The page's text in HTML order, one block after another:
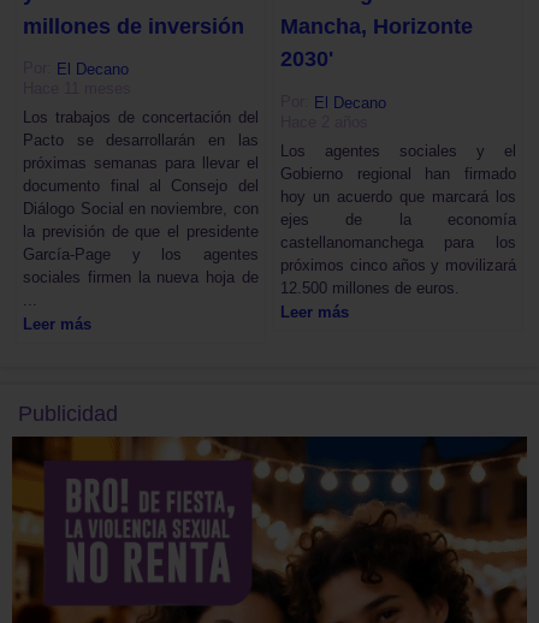
millones de inversión
El Decano
Los trabajos de concertación del
Pacto se desarrollarán en las
próximas semanas para llevar el
documento final al Consejo del
Diálogo Social en noviembre, con
la previsión de que el presidente
García-Page y los agentes
sociales firmen la nueva hoja de
...
Leer más
Mancha, Horizonte
2030'
El Decano
Los agentes sociales y el
Gobierno regional han firmado
hoy un acuerdo que marcará los
ejes de la economía
castellanomanchega para los
próximos cinco años y movilizará
12.500 millones de euros.
Leer más
Publicidad